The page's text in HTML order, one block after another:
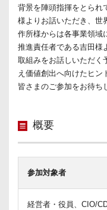
背景を陣頭指揮をとられ
様よりお話いただき、世
作所様からは各事業領域
推進責任者である吉田様
取組みをお話しいただく
え価値創出へ向けたヒン
皆さまのご参加をお待ち
概要
参加対象者
経営者・役員、CIO/